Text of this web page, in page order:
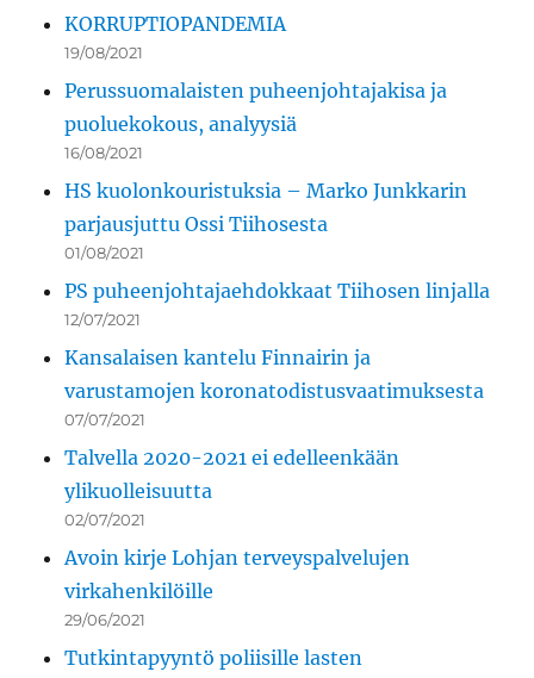
KORRUPTIOPANDEMIA
19/08/2021
Perussuomalaisten puheenjohtajakisa ja
puoluekokous, analyysiä
16/08/2021
HS kuolonkouristuksia – Marko Junkkarin
parjausjuttu Ossi Tiihosesta
01/08/2021
PS puheenjohtajaehdokkaat Tiihosen linjalla
12/07/2021
Kansalaisen kantelu Finnairin ja
varustamojen koronatodistusvaatimuksesta
07/07/2021
Talvella 2020-2021 ei edelleenkään
ylikuolleisuutta
02/07/2021
Avoin kirje Lohjan terveyspalvelujen
virkahenkilöille
29/06/2021
Tutkintapyyntö poliisille lasten